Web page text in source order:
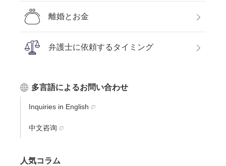
離婚とお金
弁護士に依頼するタイミング
多言語によるお問い合わせ
Inquiries in English
中文咨询
人気コラム